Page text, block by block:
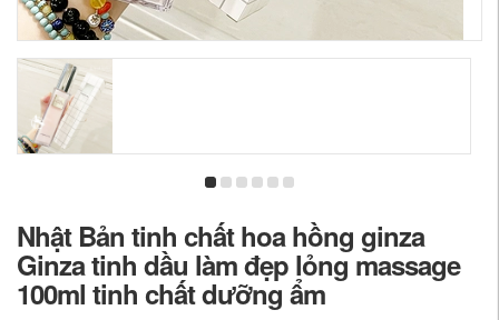
Nhật Bản tinh chất hoa hồng ginza
Ginza tinh dầu làm đẹp lỏng massage
100ml tinh chất dưỡng ẩm